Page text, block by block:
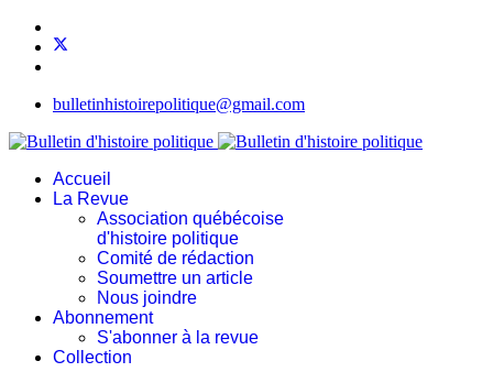
bulletinhistoirepolitique@gmail.com
Accueil
La Revue
Association québécoise
d'histoire politique
Comité de rédaction
Soumettre un article
Nous joindre
Abonnement
S'abonner à la revue
Collection